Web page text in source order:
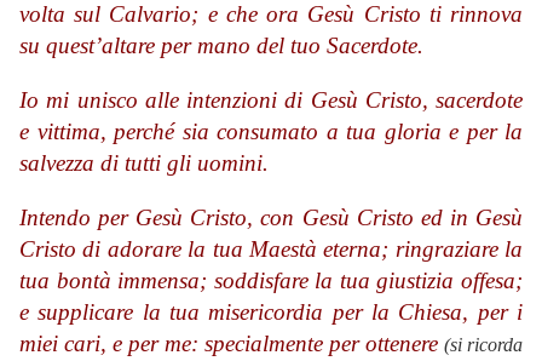
volta sul Calvario; e che ora Gesù Cristo ti rinnova
su quest’altare per mano del tuo Sacerdote.
Io mi unisco alle intenzioni di Gesù Cristo, sacerdote
e vittima, perché sia consumato a tua gloria e per la
salvezza di tutti gli uomini.
Intendo per Gesù Cristo, con Gesù Cristo ed in Gesù
Cristo di adorare la tua Maestà eterna; ringraziare la
tua bontà immensa; soddisfare la tua giustizia offesa;
e supplicare la tua misericordia per la Chiesa, per i
miei cari, e per me: specialmente per ottenere (si ricorda